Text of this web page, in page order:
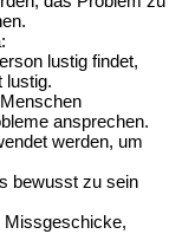
lustig findet,
lustig.
ansprechen.
werden, um
bewusst zu sein
Missgeschicke,